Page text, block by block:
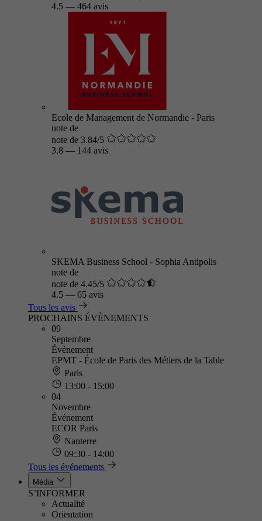
4.5 — 464 avis
Ecole de Management de Normandie - Paris
note de
note de 3.84/5
3.8 — 144 avis
SKEMA Business School - Sophia Antipolis
note de
note de 4.45/5
4.5 — 65 avis
Tous les avis
PROCHAINS ÉVÈNEMENTS
09
Septembre
Événement
EPMT - École de Paris des Métiers de la Table
Paris
13:00 - 15:00
04
Novembre
Événement
ECOR Paris
Nanterre
09:30 - 14:00
Tous les événements
Média
S’INFORMER
Actualité
Orientation